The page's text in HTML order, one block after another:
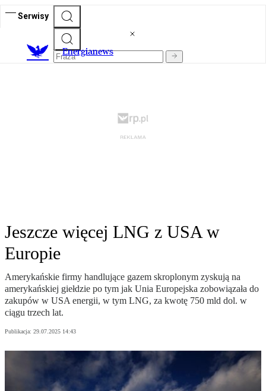
Serwisy
Energianews
Jeszcze więcej LNG z USA w
Europie
Amerykańskie firmy handlujące gazem skroplonym zyskują na
amerykańskiej giełdzie po tym jak Unia Europejska zobowiązała do
zakupów w USA energii, w tym LNG, za kwotę 750 mld dol. w
ciągu trzech lat.
Publikacja: 29.07.2025 14:43